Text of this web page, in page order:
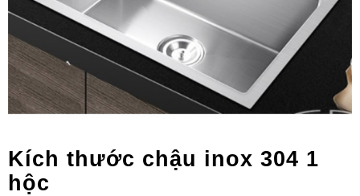
Kích thước chậu inox 304 1
hộc